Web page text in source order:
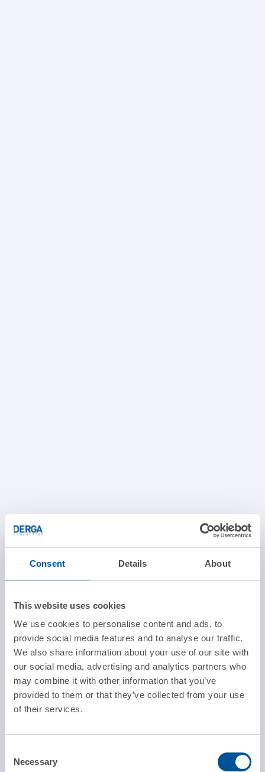
Consent Details About
This website uses cookies
We use cookies to personalise content and ads, to
provide social media features and to analyse our traffic.
We also share information about your use of our site with
our social media, advertising and analytics partners who
may combine it with other information that you’ve
provided to them or that they’ve collected from your use
of their services.
Selection
Necessary